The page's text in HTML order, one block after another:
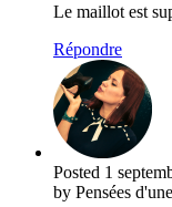
Le maillot est
Répondre
Posted 1
by Pensées